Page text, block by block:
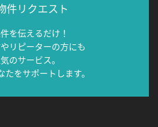
件リクエスト
を伝えるだけ！
リピーターの方にも
のサービス。
たをサポートします。